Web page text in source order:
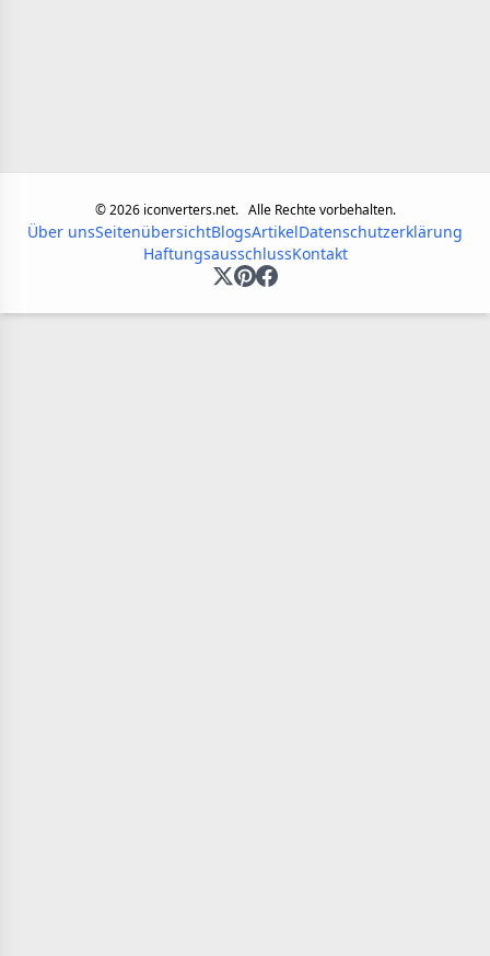
©2026iconverters.net. Alle Rechte vorbehalten.
Über unsSeitenübersichtBlogsArtikelDatenschutzerklärung
HaftungsausschlussKontakt